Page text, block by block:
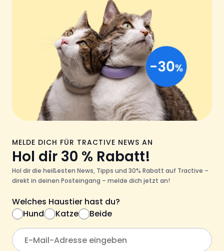
MELDE DICH FÜR TRACTIVE NEWS AN
Hol dir 30 % Rabatt!
Hol dir die heißesten News, Tipps und 30% Rabatt auf Tractive –
direkt in deinen Posteingang – melde dich jetzt an!
Welches Haustier hast du?
Hund
Katze Beide